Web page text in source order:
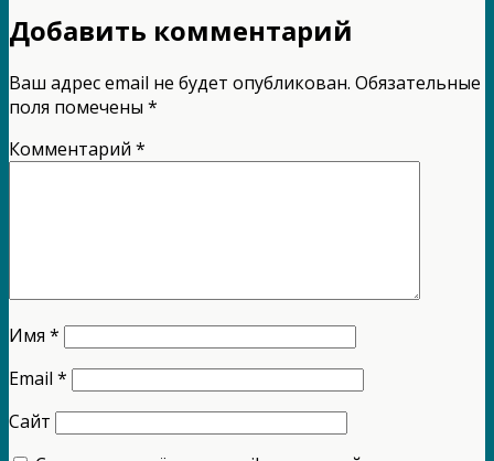
Добавить комментарий
Ваш адрес email не будет опубликован. Обязательные
поля помечены *
Комментарий *
Имя *
Email *
Сайт